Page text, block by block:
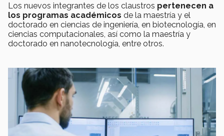
Los nuevos integrantes de los claustros pertenecen a
los programas académicos de la maestría y el
doctorado en ciencias de ingeniería, en biotecnología, en
ciencias computacionales, así como la maestría y
doctorado en nanotecnología, entre otros.